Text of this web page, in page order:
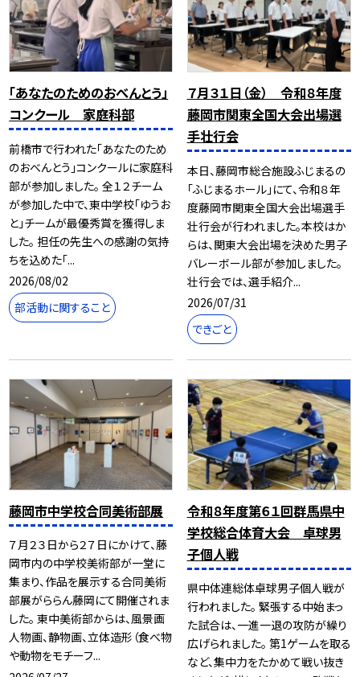
「あなたのためのおべんとう」
コンクール 家庭科部
前橋市で行われた「あなたのため
のおべんとう」コンクールに家庭科
部が参加しました。 全１２チーム
が参加した中で、東中学校「ゆうお
と」チームが最優秀賞を獲得しま
した。 担任の先生への感謝の気持
ちを込めた「...
2026/08/02
部活動に関すること
７月３１日（金） 令和８年度
藤岡市関東全国大会出場選
手壮行会
本日、藤岡市総合施設ふじまるの
「ふじまるホール」にて、令和８年
度藤岡市関東全国大会出場選手
壮行会が行われました。本校はか
らは、関東大会出場を決めた男子
バレーボール部が参加しました。
壮行会では、選手紹介...
2026/07/31
できごと
藤岡市中学校合同美術部展
７月２３日から２７日にかけて、藤
岡市内の中学校美術部が一堂に
集まり、作品を展示する合同美術
部展がららん藤岡にて開催されま
した。 東中美術部からは、風景画
人物画、静物画、立体造形（食べ物
や動物をモチーフ...
令和８年度第６１回群馬県中
学校総合体育大会 卓球男
子個人戦
県中体連総体卓球男子個人戦が
行われました。 緊張する中始まっ
た試合は、一進一退の攻防が繰り
広げられました。 第1ゲームを取る
など、集中力をたかめて戦い抜き